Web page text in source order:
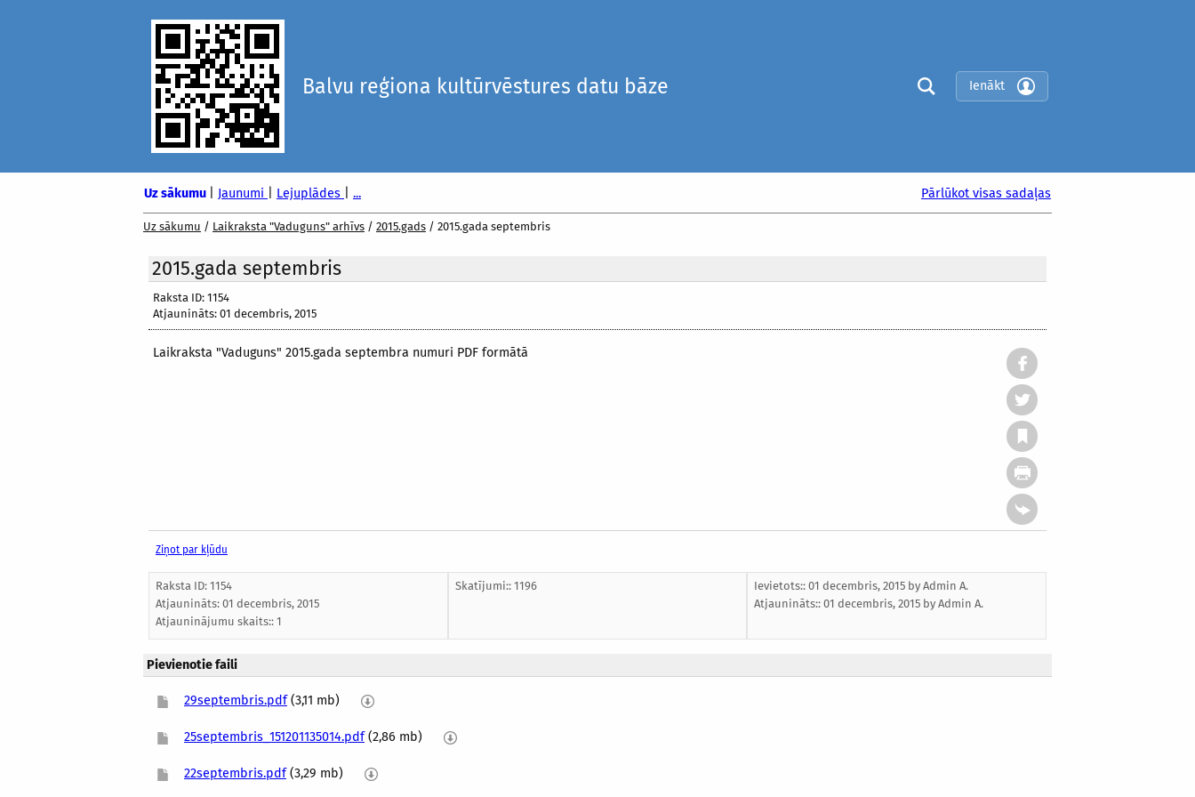
Balvu reģiona kultūrvēstures datu bāze Ienākt
Uz sākumu Jaunumi Lejuplādes ... Pārlūkot visas sadaļas
Uz sākumu / Laikraksta "Vaduguns" arhīvs / 2015.gads / 2015.gada septembris
2015.gada septembris
Raksta ID: 1154
Atjaunināts: 01 decembris, 2015
Laikraksta "Vaduguns" 2015.gada septembra numuri PDF formātā
Ziņot par kļūdu
Raksta ID: 1154
Atjaunināts: 01 decembris, 2015
Atjauninājumu skaits:: 1
Skatījumi:: 1196 Ievietots:: 01 decembris, 2015 byAdmin A.
Atjaunināts::01 decembris, 2015 byAdmin A.
Pievienotie faili
29septembris.pdf(3,11 mb)
25septembris_151201135014.pdf(2,86 mb)
22septembris.pdf(3,29 mb)